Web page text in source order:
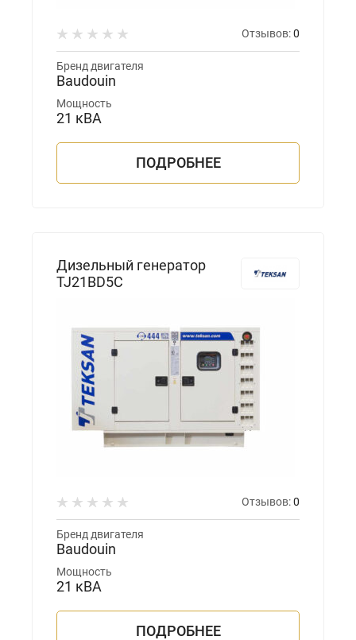
Отзывов:0
Бренд двигателя
Baudouin
Мощность
21 кВА
ПОДРОБНЕЕ
Дизельный генератор
TJ21BD5С
Отзывов:0
Бренд двигателя
Baudouin
Мощность
21 кВА
ПОДРОБНЕЕ